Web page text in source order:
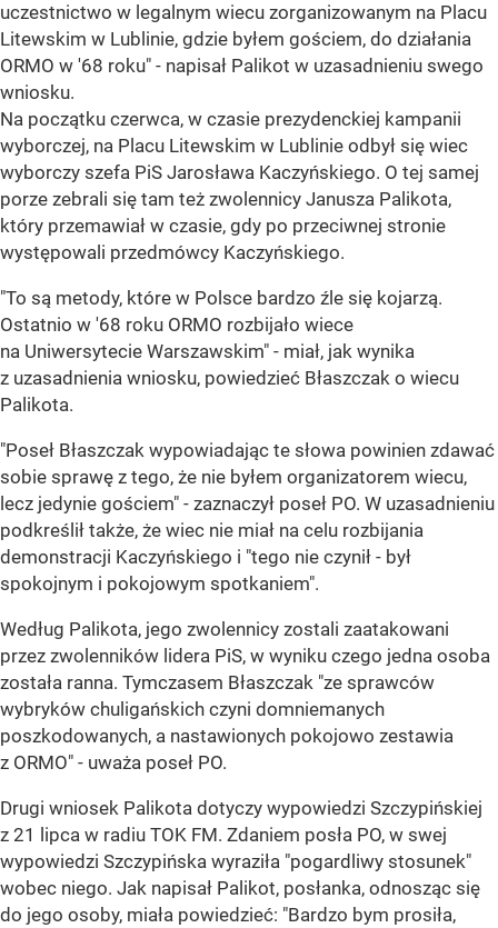
uczestnictwo w legalnym wiecu zorganizowanym na Placu
Litewskim w Lublinie, gdzie byłem gościem, do działania
ORMO w '68 roku" - napisał Palikot w uzasadnieniu swego
wniosku.
Na początku czerwca, w czasie prezydenckiej kampanii
wyborczej, na Placu Litewskim w Lublinie odbył się wiec
wyborczy szefa PiS Jarosława Kaczyńskiego. O tej samej
porze zebrali się tam też zwolennicy Janusza Palikota,
który przemawiał w czasie, gdy po przeciwnej stronie
występowali przedmówcy Kaczyńskiego.
"To są metody, które w Polsce bardzo źle się kojarzą.
Ostatnio w '68 roku ORMO rozbijało wiece
na Uniwersytecie Warszawskim" - miał, jak wynika
z uzasadnienia wniosku, powiedzieć Błaszczak o wiecu
Palikota.
"Poseł Błaszczak wypowiadając te słowa powinien zdawać
sobie sprawę z tego, że nie byłem organizatorem wiecu,
lecz jedynie gościem" - zaznaczył poseł PO. W uzasadnieniu
podkreślił także, że wiec nie miał na celu rozbijania
demonstracji Kaczyńskiego i "tego nie czynił - był
spokojnym i pokojowym spotkaniem".
Według Palikota, jego zwolennicy zostali zaatakowani
przez zwolenników lidera PiS, w wyniku czego jedna osoba
została ranna. Tymczasem Błaszczak "ze sprawców
wybryków chuligańskich czyni domniemanych
poszkodowanych, a nastawionych pokojowo zestawia
z ORMO" - uważa poseł PO.
Drugi wniosek Palikota dotyczy wypowiedzi Szczypińskiej
z 21 lipca w radiu TOK FM. Zdaniem posła PO, w swej
wypowiedzi Szczypińska wyraziła "pogardliwy stosunek"
wobec niego. Jak napisał Palikot, posłanka, odnosząc się
do jego osoby, miała powiedzieć: "Bardzo bym prosiła,